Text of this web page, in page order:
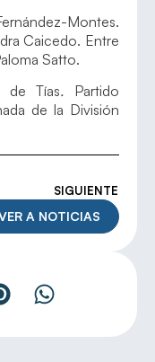
Montes.
Caicedo. Entre
Satto.
de Tías. Partido
de la División
SIGUIENTE
A NOTICIAS